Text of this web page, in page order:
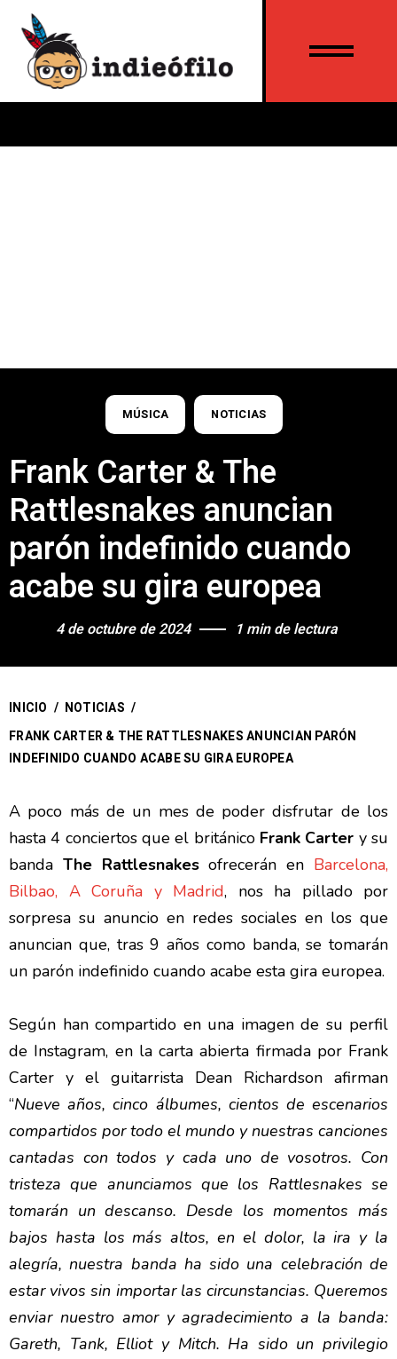
MÚSICA NOTICIAS
Frank Carter & The
Rattlesnakes anuncian
parón indefinido cuando
acabe su gira europea
4 de octubre de 2024 1 min de lectura
INICIO / NOTICIAS /
FRANK CARTER & THE RATTLESNAKES ANUNCIAN PARÓN
INDEFINIDO CUANDO ACABE SU GIRA EUROPEA
A poco más de un mes de poder disfrutar de los
hasta 4 conciertos que el británico Frank Carter y su
banda The Rattlesnakesofrecerán en Barcelona,
Bilbao, A Coruña y Madrid, nos ha pillado por
sorpresa su anuncio en redes sociales en los que
anuncian que, tras 9 años como banda, se tomarán
un parón indefinido cuando acabe esta gira europea.
Según han compartido en una imagen de su perfil
de Instagram, en la carta abierta firmada por Frank
Carter y el guitarrista Dean Richardson afirman
“Nueve años, cinco álbumes, cientos de escenarios
compartidos por todo el mundo y nuestras canciones
cantadas con todos y cada uno de vosotros. Con
tristeza que anunciamos que los Rattlesnakes se
tomarán un descanso. Desde los momentos más
bajos hasta los más altos, en el dolor, la ira y la
alegría, nuestra banda ha sido una celebración de
estar vivos sin importar las circunstancias. Queremos
enviar nuestro amor y agradecimiento a la banda:
Gareth, Tank, Elliot y Mitch. Ha sido un privilegio